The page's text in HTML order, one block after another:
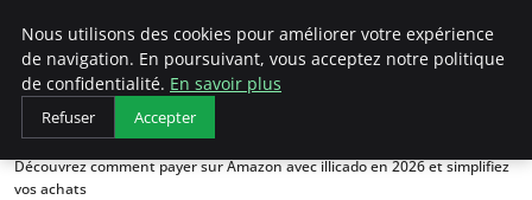
AIESEC France
Accueil
Découvrez comment payer sur Amazon avec illicado en 2026 et simplifiez
vos achats
Nous utilisons des cookies pour améliorer votre expérience
de navigation. En poursuivant, vous acceptez notre politique
de confidentialité. En savoir plus
Refuser Accepter